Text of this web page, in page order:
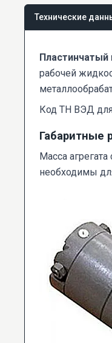
Технические
рабочей
Код ТН ВЭД для
Габаритные
Масса
необходимы